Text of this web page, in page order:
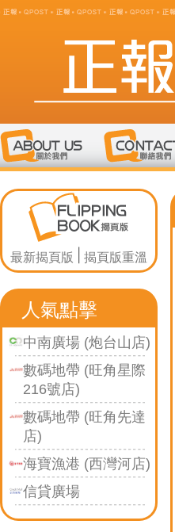
最新揭頁版 揭頁版重溫
人氣點擊
中南廣場 (炮台山店)
數碼地帶 (旺角星際
216號店)
數碼地帶 (旺角先達
店)
海寶漁港 (西灣河店)
信貸廣場